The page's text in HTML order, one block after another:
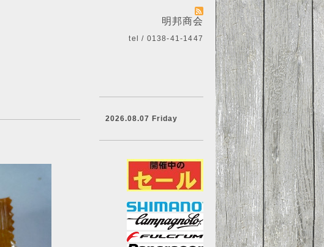
明邦商会
tel / 0138-41-1447
2026.08.07 Friday